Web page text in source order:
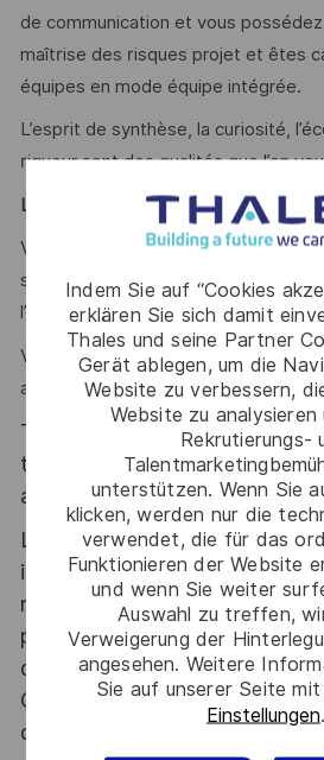
Indem Sie auf “Cookies
erklären Sie sich damit
Thales und seine Partner
Gerät ablegen, um die
Website zu verbessern,
Website zu analysieren
Rekrutierungs-
unterstützen. Wenn Sie
klicken, werden nur die
verwendet, die für das
Funktionieren der Website
und wenn Sie weiter
Auswahl zu treffen,
Verweigerung der
angesehen. Weitere
Sie auf unserer Seite
Einstellungen.
de communication et vous
maîtrise des risques projet et êtes
équipes en mode équipe intégrée.
L’esprit de synthèse, la curiosité,
rigueur sont des qualités que l’on
Le mot de l’équipe
Vous travaillez au sein d’une équipe
spectre large depuis le MCO jusqu’à
l’avenir.
Vous contribuez à la réussite de la
avec un client Etatique exigeant.
Thales, entreprise Handi-
tous les talents. La diversité
atout. Postulez et rejoignez
Le poste pouvant nécessiter
informations relevant du
nationale, la personne retenue
procédure d’habilitation,
dispositions des articles
Code de la défense et de l’IGI
du 09 août 2021.